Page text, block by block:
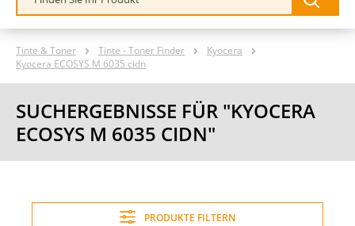
Tinte & Toner Tinte - Toner Finder
Kyocera
Kyocera ECOSYS M 6035 cidn
SUCHERGEBNISSE FÜR "KYOCERA
ECOSYS M 6035 CIDN"
PRODUKTE FILTERN